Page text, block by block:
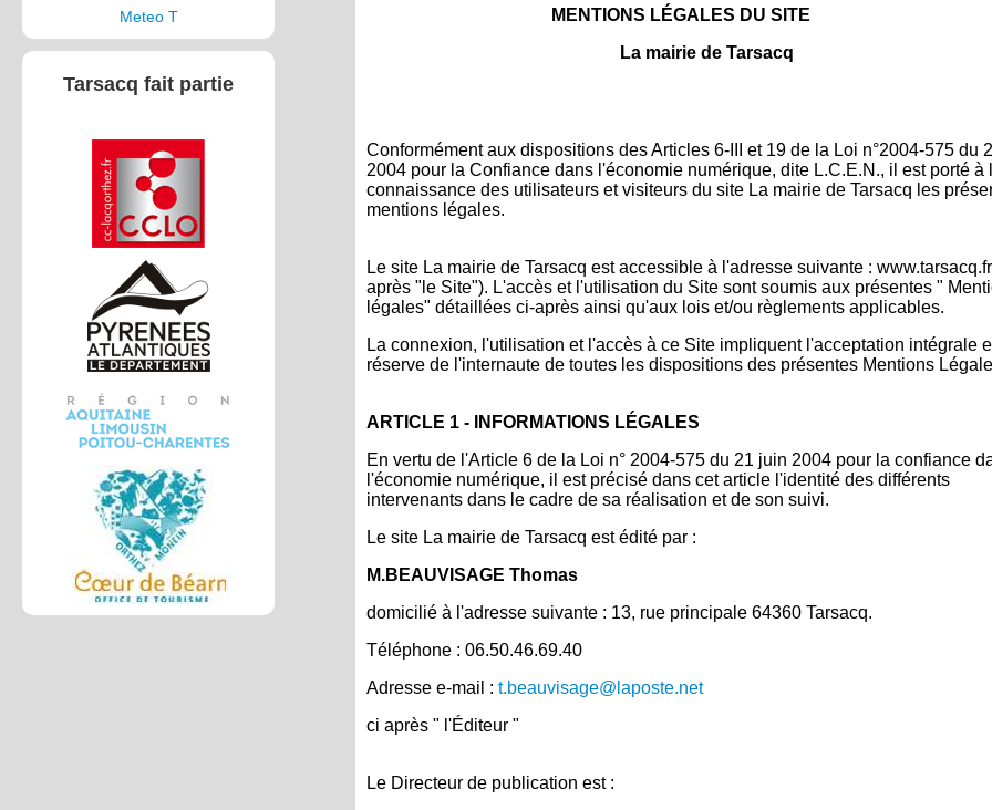
Meteo T
Tarsacq fait partie
MENTIONS LÉGALES DU SITE
La mairie de Tarsacq
Conformément aux dispositions des Articles 6-III et 19 de la Loi n°2004-575 du
2004 pour la Confiance dans l'économie numérique, dite L.C.E.N., il est porté à
connaissance des utilisateurs et visiteurs du site La mairie de Tarsacq les
mentions légales.
Le site La mairie de Tarsacq est accessible à l'adresse suivante :
après "le Site"). L'accès et l'utilisation du Site sont soumis aux présentes "
légales" détaillées ci-après ainsi qu'aux lois et/ou règlements applicables.
La connexion, l'utilisation et l'accès à ce Site impliquent l'acceptation intégrale
réserve de l'internaute de toutes les dispositions des présentes Mentions
ARTICLE 1 - INFORMATIONS LÉGALES
En vertu de l'Article 6 de la Loi n° 2004-575 du 21 juin 2004 pour la confiance
l'économie numérique, il est précisé dans cet article l'identité des différents
intervenants dans le cadre de sa réalisation et de son suivi.
Le site La mairie de Tarsacq est édité par :
M.BEAUVISAGE Thomas
domicilié à l'adresse suivante : 13, rue principale 64360 Tarsacq.
Téléphone : 06.50.46.69.40
Adresse e-mail : t.beauvisage@laposte.net
ci après " l'Éditeur "
Le Directeur de publication est :